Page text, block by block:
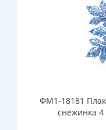
ФМ1-18181
снежинка 4